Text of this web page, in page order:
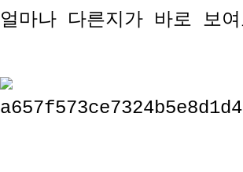
얼마나 다른지가 바로 보